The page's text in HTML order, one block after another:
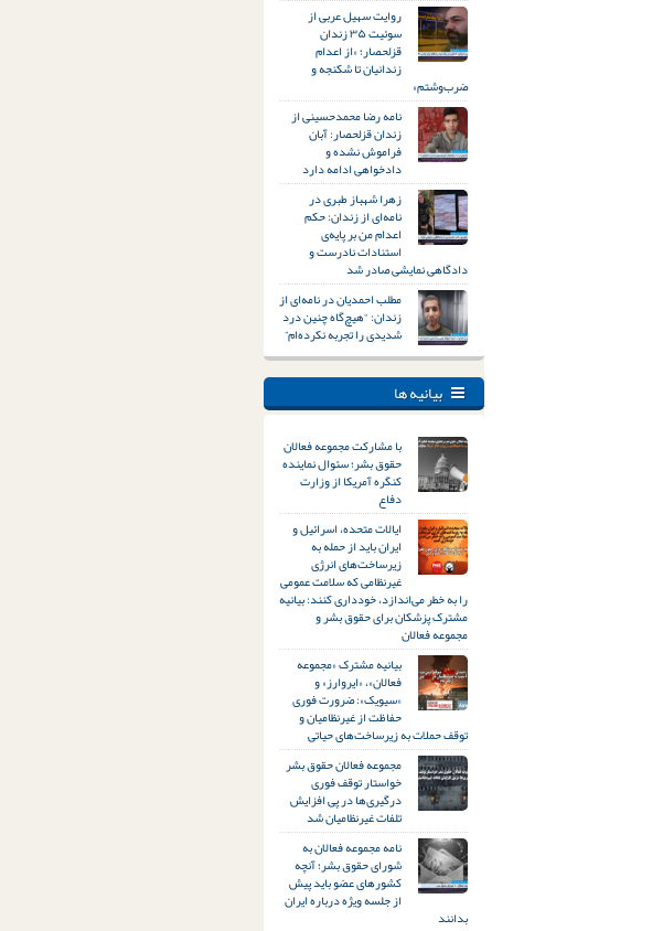
روایت سهیل عربی از
سوئیت ۳۵ زندان
قزلحصار؛ «از اعدام
زندانیان تا شکنجه و
ضرب‌وشتم»
نامه رضا محمدحسینی از
زندان قزلحصار: آبان
فراموش نشده و
دادخواهی ادامه دارد
زهرا شهباز طبری در
نامه‌ای از زندان: حکم
اعدام من بر پایه‌ی
استنادات نادرست و
دادگاهی نمایشی صادر شد
مطلب احمدیان در نامه‌ای از
زندان: “هیچ‌گاه چنین درد
شدیدی را تجربه نکرده‌ام”
بیانیه ها
با مشارکت مجموعه فعالان
حقوق بشر؛ سئوال نماینده
کنگره آمریکا از وزارت
دفاع
ایالات متحده، اسرائیل و
ایران باید از حمله به
زیرساخت‌های انرژی
غیرنظامی که سلامت عمومی
را به خطر می‌اندازد، خودداری کنند: بیانیه
مشترک پزشکان برای حقوق بشر و
مجموعه فعالان
بیانیه مشترک «مجموعه
فعالان»، «ایروارز» و
«سیویک»: ضرورت فوری
حفاظت از غیرنظامیان و
توقف حملات به زیرساخت‌های حیاتی
مجموعه فعالان حقوق بشر
خواستار توقف فوری
درگیری‌ها در پی افزایش
تلفات غیرنظامیان شد
نامه مجموعه فعالان به
شورای حقوق بشر؛ آنچه
کشورهای عضو باید پیش
از جلسه ویژه درباره ایران
بدانند